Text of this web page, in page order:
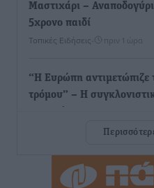
Μαστιχάρι –
5χρονο παιδί
Τοπικές Ειδήσεις πριν 1 ώρα
“Η Ευρώπη αντιμετώπιζε
τρόμου” – Η
Σύμφωνο της Λέρου
Συναυλία με τον Γιάννη